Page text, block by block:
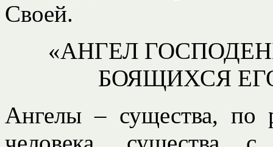
Своей.
«АНГЕЛ
БОЯЩИХСЯ
Ангелы – существа, по